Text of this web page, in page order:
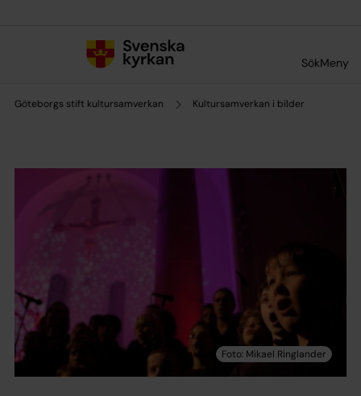
SökMeny
Göteborgs stift kultursamverkan Kultursamverkan i bilder